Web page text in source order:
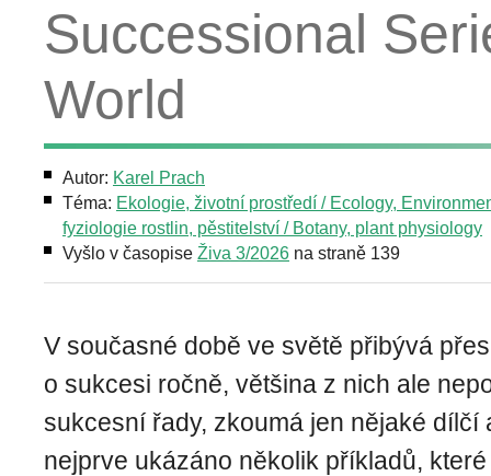
Successional
World
Autor: Karel Prach
Téma: Ekologie, životní prostředí / Ecology,
fyziologie rostlin, pěstitelství / Botany, plant physiology
Vyšlo v časopise Živa 3/2026 na straně 139
V současné době ve světě přibývá
o sukcesi ročně, většina z nich ale
sukcesní řady, zkoumá jen nějaké dílčí
nejprve ukázáno několik příkladů,